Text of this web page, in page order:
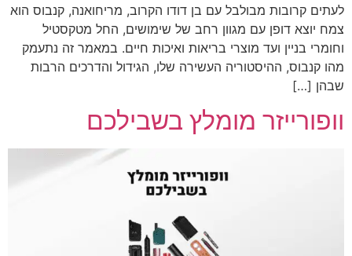
לעתים קרובות מבולבל עם בן דודו הקרוב, מריחואנה, קנבוס הוא
צמח יוצא דופן עם מגוון רחב של שימושים, החל מטקסטיל
וחומרי בניין ועד מוצרי בריאות ואיכות חיים. במאמר זה נתעמק
מהו קנבוס, ההיסטוריה העשירה שלו, הגידול והדרכים הרבות
שבהן […]
וופורייזר מומלץ בשבילכם